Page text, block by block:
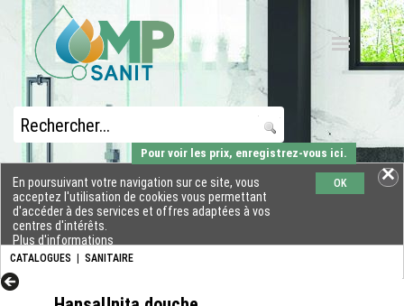
CATALOGUES SANITAIRE
En poursuivant votre navigation sur ce site, vous
acceptez l'utilisation de cookies vous permettant
d'accéder à des services et offres adaptées à vos
centres d'intérêts.
Plus d'informations
OK
Pour voir les prix, enregistrez-vous ici.